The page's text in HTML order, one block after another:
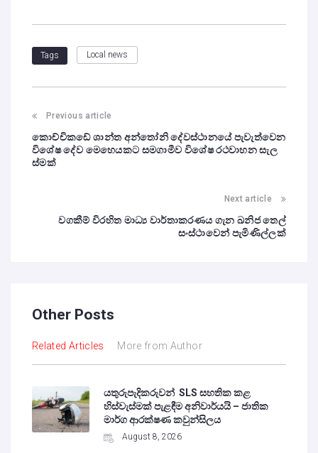
Tags Local news
Previous article
කොච්චිකඩේ ශාන්ත අන්තෝනි දේවස්ථානයේ පැවැත්වෙන
විශේෂ දේව මෙහෙයකට සමගාමීව විශේෂ රථවාහන සැල
ස්මක්
Next article
වගකීම් විරහිත මාධ්‍ය වාර්තාකරණය ගැන ඛනිජ තෙල්
සංස්ථාවෙන් පැමිණිල්ලක්
Other Posts
Related Articles More from Author
යතුරුපැදිකරුවන් SLS සහතික කළ
හිස්වැස්මක් පැළඳීම අනිවාර්යයි – ජාතික
මාර්ග ආරක්ෂණ කවුන්සිලය
August 8, 2026